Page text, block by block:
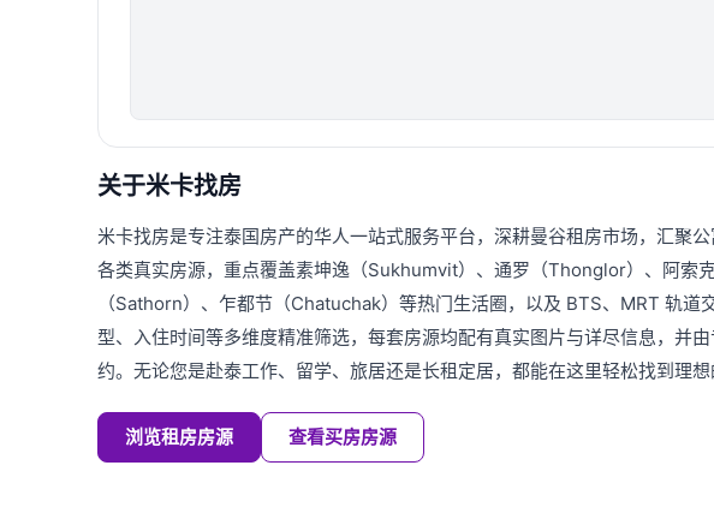
关于米卡找房
米卡找房是专注泰国房产的华人一站式服务平台，深耕曼谷租房市场，汇聚
各类真实房源，重点覆盖素坤逸（Sukhumvit）、通罗（Thonglor）、阿索
（Sathorn）、乍都节（Chatuchak）等热门生活圈，以及 BTS、MRT 轨道
型、入住时间等多维度精准筛选，每套房源均配有真实图片与详尽信息，并
约。无论您是赴泰工作、留学、旅居还是长租定居，都能在这里轻松找到理想
浏览租房房源 查看买房房源